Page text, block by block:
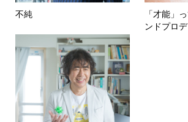
不純
「才能」
ンドプロ